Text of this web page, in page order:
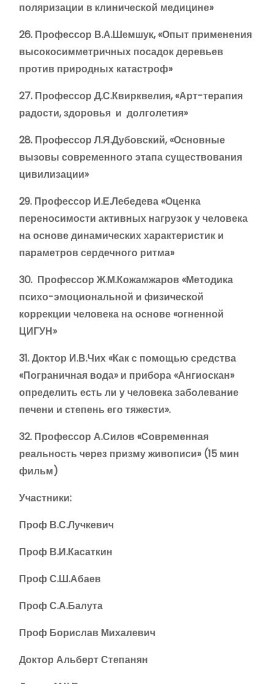
поляризации в клинической медицине»
26. Профессор В.А.Шемшук, «Опыт применения
высокосимметричных посадок деревьев
против природных катастроф»
27. Профессор Д.С.Квирквелия, «Арт-терапия
радости, здоровья и долголетия»
28. Профессор Л.Я.Дубовский, «Основные
вызовы современного этапа существования
цивилизации»
29. Профессор И.Е.Лебедева «Оценка
переносимости активных нагрузок у человека
на основе динамических характеристик и
параметров сердечного ритма»
30. Профессор Ж.М.Кожамжаров «Методика
психо-эмоциональной и физической
коррекции человека на основе «огненной
ЦИГУН»
31. Доктор И.В.Чих «Как с помощью средства
«Пограничная вода» и прибора «Ангиоскан»
определить есть ли у человека заболевание
печени и степень его тяжести».
32. Профессор А.Силов «Современная
реальность через призму живописи» (15 мин
фильм)
Участники:
Проф В.С.Лучкевич
Проф В.И.Касаткин
Проф С.Ш.Абаев
Проф С.А.Балута
Проф Борислав Михалевич
Доктор Альберт Степанян